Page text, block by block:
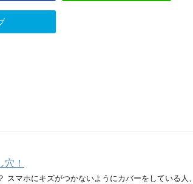
！
スマホにキズがつかないようにカバーをしている人、